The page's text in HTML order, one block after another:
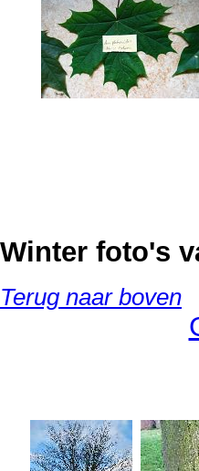
Winter foto's
Terug naar boven